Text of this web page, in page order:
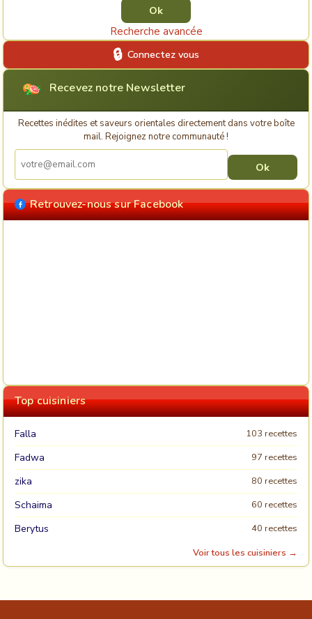
Recherche avancée
Connectez vous
Recevez notre Newsletter
Recettes inédites et saveurs orientales directement dans votre boîte
mail. Rejoignez notre communauté !
Retrouvez-nous sur Facebook
Top cuisiniers
Falla 103 recettes
Fadwa 97 recettes
zika 80 recettes
Schaima 60 recettes
Berytus
40 recettes
Voir tous les cuisiniers →